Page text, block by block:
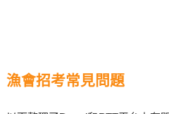
漁會招考常見問題